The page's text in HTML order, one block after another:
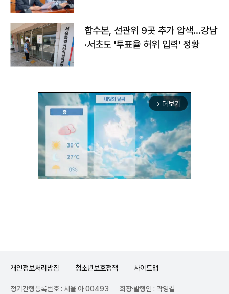
합수본, 선관위 9곳 추가 압색…강남
·서초도 '투표율 허위 입력' 정황
arrow_forward_ios 더보기
개인정보처리방침 청소년보호정책 사이트맵
정기간행등록번호 : 서울 아 00493 회장·발행인 : 곽영길